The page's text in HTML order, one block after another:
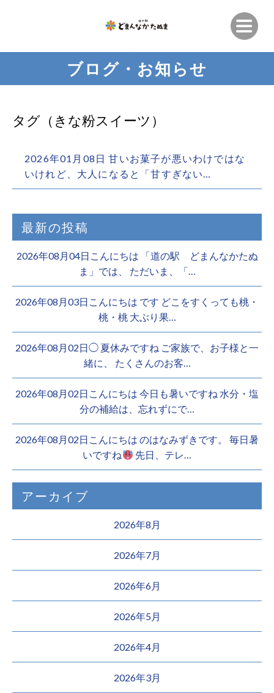
ブログ・お知らせ
タグ（きな粉スイーツ）
2026年01月08日 甘いお菓子が悪いわけではな
いけれど、大人になると「甘すぎない…
最新の投稿
2026年08月04日こんにちは 「道の駅 どまんなかたぬ
ま」では、 ただいま、「…
2026年08月03日こんにちは︎ です️ どこをすくっても桃・
桃・桃︎ 大ぶり果…
2026年08月02日◯ 夏休みですね ご家族で、お子様と一
緒に、 たくさんのお客…
2026年08月02日こんにちは 今日も暑いですね 水分・塩
分の補給は、忘れずにで…
2026年08月02日こんにちは のはなみずきです。 毎日暑
いですね
先日、テレ…
アーカイブ
2026年8月
2026年7月
2026年6月
2026年5月
2026年4月
2026年3月